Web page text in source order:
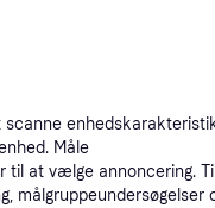
Måle
til at vælge annoncering.
målgruppeundersøgelser